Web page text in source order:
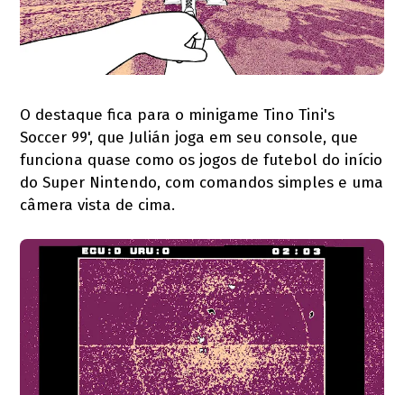
O destaque fica para o minigame Tino Tini's
Soccer 99', que Julián joga em seu console, que
funciona quase como os jogos de futebol do início
do Super Nintendo, com comandos simples e uma
câmera vista de cima.